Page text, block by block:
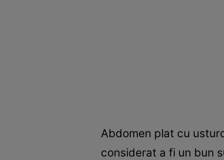
Abdomen plat cu
considerat a fi un bun